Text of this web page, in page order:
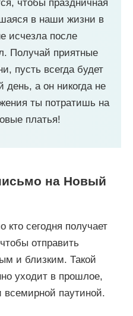
чтобы праздничная
в наши жизни в
исчезла после
Получай приятные
пусть всегда будет
день, а он никогда не
ты потратишь на
платья!
на Новый
кто сегодня получает
отправить
и близким. Такой
уходит в прошлое,
всемирной паутиной.